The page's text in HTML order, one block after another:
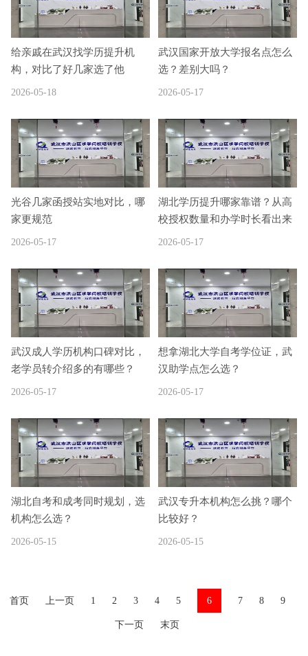
给亲戚在武汉找学历提升机
构，对比了好几家选了他
2026-05-18
武汉国家开放大学报名点怎么
选？差别大吗？
2026-05-17
光谷几家函授站实地对比，哪
家更规范
2026-05-17
湖北学历提升哪家靠谱？从高
校授权数量和办学时长看出来
2026-05-17
武汉成人学历机构口碑对比，
老学员转介绍多的有哪些？
2026-05-17
想拿湖北大学自考学位证，武
汉助学点怎么选？
2026-05-17
湖北自考和成考同时规划，选
机构怎么选？
2026-05-15
武汉专升本机构怎么挑？哪个
比较好？
2026-05-15
首页 上一页 1 2 3 4 5 6 7 8 9
下一页 末页